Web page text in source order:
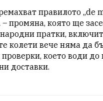
правилото „de
– промяна, която ще
пратки,
колети вече няма да
което води до
доставки.